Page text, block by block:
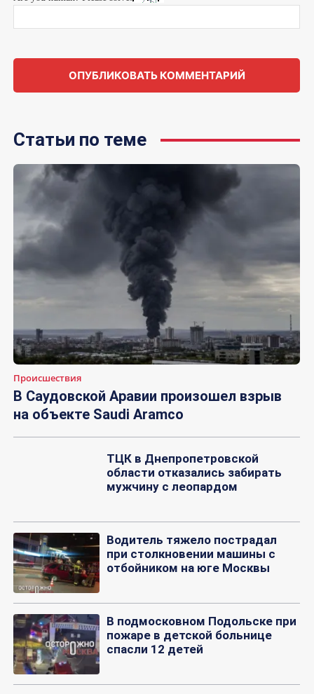
Статьи по теме
Происшествия
В Саудовской Аравии произошел взрыв
на объекте Saudi Aramco
ТЦК в Днепропетровской
области отказались забирать
мужчину с леопардом
Водитель тяжело пострадал
при столкновении машины с
отбойником на юге Москвы
В подмосковном Подольске при
пожаре в детской больнице
спасли 12 детей